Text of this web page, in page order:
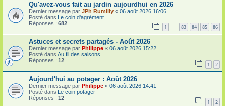
Qu'avez-vous fait au jardin aujourdhui en 2026
Dernier message par JPh Rumilly « 06 août 2026 16:06
Posté dans Le coin d'agrément
Réponses : 682
1 83 84 85 86
Astuces et secrets partagés - Août 2026
Dernier message par Philippe « 06 août 2026 15:22
Posté dans Au fil des saisons
Réponses : 12
1 2
Aujourd'hui au potager : Août 2026
Dernier message par Philippe « 06 août 2026 14:41
Posté dans Le coin potager
Réponses : 12
1 2